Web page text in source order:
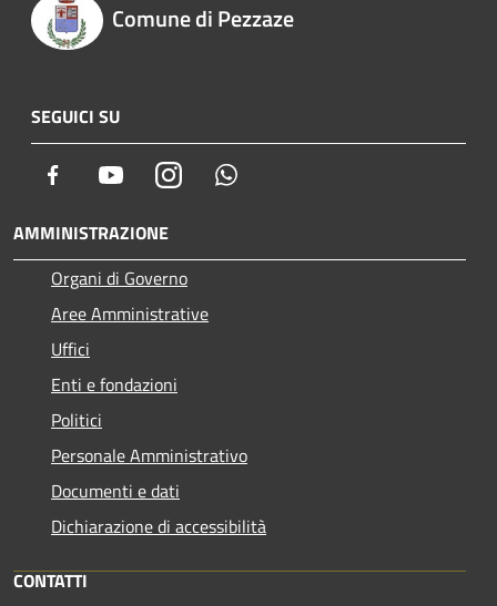
Comune di Pezzaze
SEGUICI SU
Facebook YoutubeInstagram
AMMINISTRAZIONE
Organi di Governo
Aree Amministrative
Uffici
Enti e fondazioni
Politici
Personale Amministrativo
Documenti e dati
Dichiarazione di accessibilità
CONTATTI